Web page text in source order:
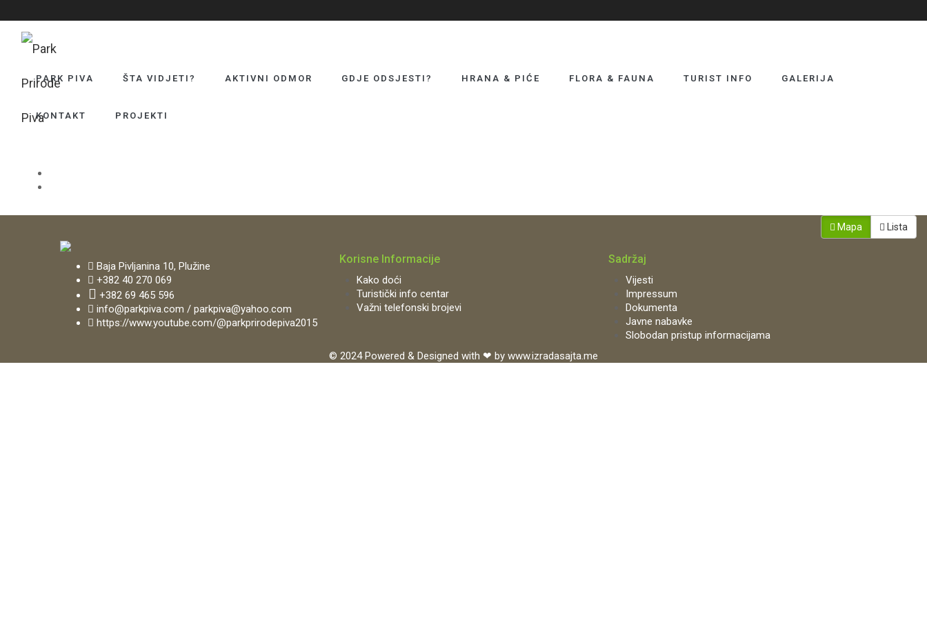
PARK PIVA ŠTA VIDJETI? AKTIVNI ODMOR GDJE ODSJESTI? HRANA & PIĆE FLORA & FAUNA TURIST INFO GALERIJA
KONTAKT PROJEKTI
Mapa Lista
Baja Pivljanina 10, Plužine
+382 40 270 069
+382 69 465 596
info@parkpiva.com / parkpiva@yahoo.com
https://www.youtube.com/@parkprirodepiva2015
Korisne Informacije
Kako doći
Turistički info centar
Važni telefonski brojevi
Sadržaj
Vijesti
Impressum
Dokumenta
Javne nabavke
Slobodan pristup informacijama
© 2024 Powered & Designed with ❤ by www.izradasajta.me